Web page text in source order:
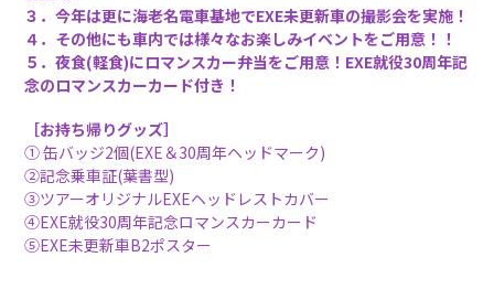
３．今年は更に海老名電車基地でEXE未更新車の撮影会を実施！
４．その他にも車内では様々なお楽しみイベントをご用意！！
５．夜食(軽食)にロマンスカー弁当をご用意！EXE就役30周年記
念のロマンスカーカード付き！
［お持ち帰りグッズ］
① 缶バッジ2個(EXE＆30周年ヘッドマーク)
②記念乗車証(葉書型)
③ツアーオリジナルEXEヘッドレストカバー
④EXE就役30周年記念ロマンスカーカード
⑤EXE未更新車B2ポスター